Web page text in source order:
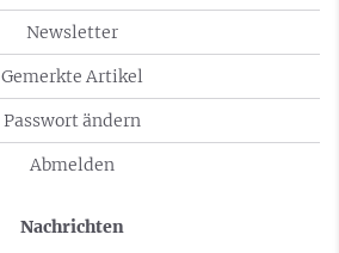
Newsletter
Gemerkte Artikel
Passwort ändern
Abmelden
Nachrichten